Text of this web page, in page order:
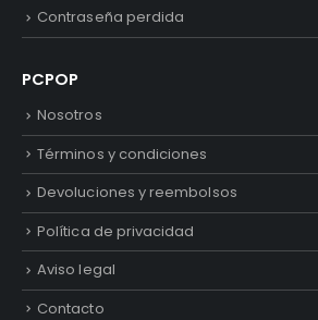
Contraseña perdida
PCPOP
Nosotros
Términos y condiciones
Devoluciones y reembolsos
Política de privacidad
Aviso legal
Contacto